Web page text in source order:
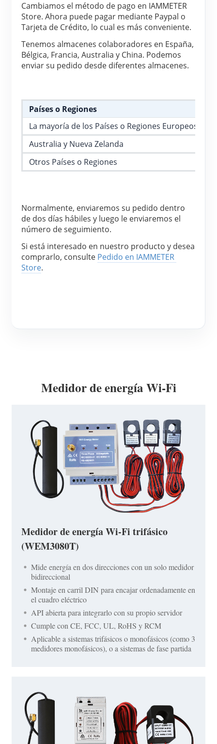
Sistema de control para calentador FV
Automatización del hogar
Monitoreo energético de fábrica
Inicio rápido
Documentación
Videos tutoriales
FAQ
Blog
Comunidad
Centro de contribuidores
Actividades IAMMETER
App Store
Explorar sitios
Ranking FV
Soluciones
Contacto
Cambiamos el método de pago en IAMMETER
Store. Ahora puede pagar mediante Paypal o
Tarjeta de Crédito, lo cual es más conveniente.
Tenemos almacenes colaboradores en España,
Bélgica, Francia, Australia y China. Podemos
enviar su pedido desde diferentes almacenes.
Países o Regiones
La mayoría de los Países o Regiones Europeos
Australia y Nueva Zelanda
Otros Países o Regiones
Normalmente, enviaremos su pedido dentro
de dos días hábiles y luego le enviaremos el
número de seguimiento.
Si está interesado en nuestro producto y desea
comprarlo, consulte Pedido en IAMMETER
Store.
Medidor de energía Wi-Fi
Medidor de energía Wi-Fi trifásico
(WEM3080T)
Mide energía en dos direcciones con un solo medidor
bidireccional
Montaje en carril DIN para encajar ordenadamente en
el cuadro eléctrico
API abierta para integrarlo con su propio servidor
Cumple con CE, FCC, UL, RoHS y RCM
Aplicable a sistemas trifásicos o monofásicos (como 3
medidores monofásicos), o a sistemas de fase partida